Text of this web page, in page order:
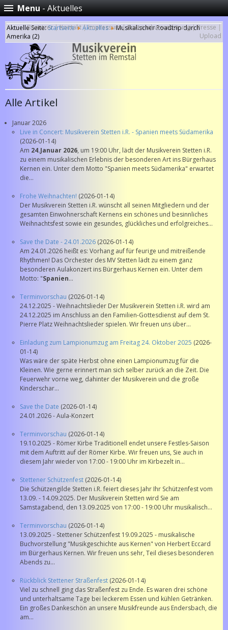
Menu- Aktuelles
Aktuelle Seite:Startseite Aktuelles
Musikalischer Roadtrip durch
Amerika (2)
Benutzer|Kontakt| Impressum|Datenschutzerklärung|Presse |
Upload
Alle Artikel
Januar 2026
Live in Concert: Musikverein Stetten i.R. - Spanien meets Südamerika
(2026-01-14)
Am 24.Januar 2026, um 19:00 Uhr, lädt der Musikverein Stetten i.R.
zu einem musikalischen Erlebnis der besonderen Art ins Bürgerhaus
Kernen ein. Unter dem Motto "Spanien meets Südamerika" erwartet
die...
Frohe Weihnachten! (2026-01-14)
Der Musikverein Stetten i.R. wünscht all seinen Mitgliedern und der
gesamten Einwohnerschaft Kernens ein schönes und besinnliches
Weihnachtsfest sowie ein gesundes, glückliches und erfolgreiches...
Save the Date - 24.01.2026 (2026-01-14)
Am 24.01.2026 heißt es: Vorhang auf für feurige und mitreißende
Rhythmen! Das Orchester des MV Stetten lädt zu einem ganz
besonderen Aulakonzert ins Bürgerhaus Kernen ein. Unter dem
Motto: "Spanien...
Terminvorschau (2026-01-14)
24.12.2025 - Weihnachtslieder Der Musikverein Stetten i.R. wird am
24.12.2025 im Anschluss an den Familien-Gottesdienst auf dem St.
Pierre Platz Weihnachtslieder spielen. Wir freuen uns über...
Einladung zum Lampionumzug am Freitag 24. Oktober 2025 (2026-
01-14)
Was wäre der späte Herbst ohne einen Lampionumzug für die
Kleinen. Wie gerne erinnert man sich selber zurück an die Zeit. Die
Feuerwehr vorne weg, dahinter der Musikverein und die große
Kinderschar...
Save the Date (2026-01-14)
24.01.2026 - Aula-Konzert
Terminvorschau (2026-01-14)
19.10.2025 - Römer Kirbe Traditionell endet unsere Festles-Saison
mit dem Auftritt auf der Römer Kirbe. Wir freuen uns, Sie auch in
diesem Jahr wieder von 17:00 - 19:00 Uhr im Kirbezelt in...
Stettener Schützenfest (2026-01-14)
Die Schützengilde Stetten i.R. feiert dieses Jahr Ihr Schützenfest vom
13.09. - 14.09.2025. Der Musikverein Stetten wird Sie am
Samstagabend, den 13.09.2025 von 17:00 - 19:00 Uhr musikalisch...
Terminvorschau (2026-01-14)
13.09.2025 - Stettener Schützenfest 19.09.2025 - musikalische
Buchvorstellung "Musikgeschichte aus Kernen" von Herbert Eccard
im Bürgerhaus Kernen. Wir freuen uns sehr, Teil dieses besonderen
Abends zu...
Rückblick Stettener Straßenfest (2026-01-14)
Viel zu schnell ging das Straßenfest zu Ende. Es waren drei schöne
und unterhaltsame Tage bei leckerem Essen und kühlen Getränken.
Ein großes Dankeschön an unsere Musikfreunde aus Endersbach, die
am...